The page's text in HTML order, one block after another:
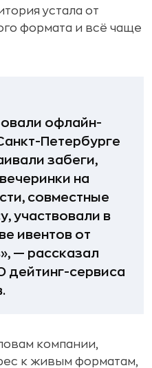
устала от
формата и всё чаще
офлайн-
Петербурге
забеги,
на
совместные
участвовали в
ивентов от
— рассказал
дейтинг-сервиса
компании,
к живым форматам,